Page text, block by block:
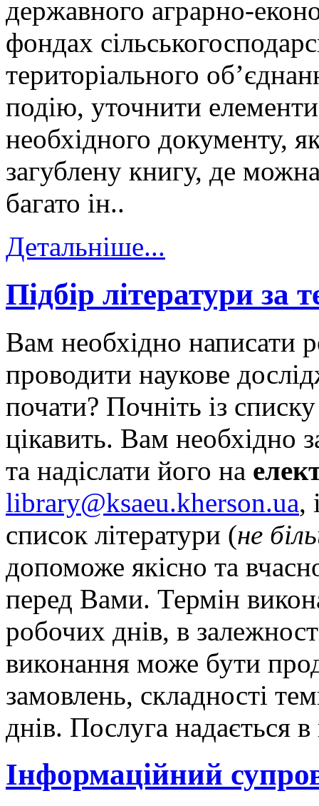
державного аграрно-
фондах
територіального
подію, уточнити
необхідного документу,
загублену книгу, де
багато ін..
Детальніше...
Підбір літератури за
Вам необхідно написати
проводити наукове
почати? Почніть із
цікавить. Вам необхідно
та надіслати його на
library@ksaeu.kherson.ua,
список літератури (не
допоможе якісно та
перед Вами. Термін
робочих днів, в
виконання може бути
замовлень, складності
днів. Послуга надається
Інформаційний